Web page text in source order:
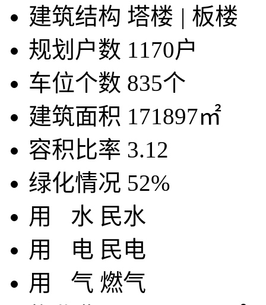
建筑结构 塔楼 | 板楼
规划户数 1170户
车位个数 835个
建筑面积 171897㎡
容积比率 3.12
绿化情况 52%
用 水 民水
用
电 民电
用 气 燃气